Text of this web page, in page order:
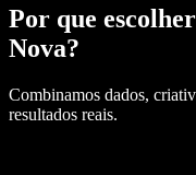
Por que
Nova?
Combinamos dados,
resultados reais.